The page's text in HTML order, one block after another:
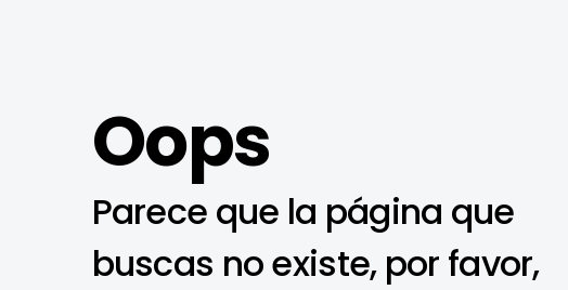
Oops
Parece que la página que
buscas no existe, por favor,